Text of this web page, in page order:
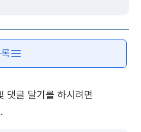
했습니다.
술관 학예실장
습니다. 그래서 이번 전시
기획된 전시고요."
댓글 달기를 하시려면